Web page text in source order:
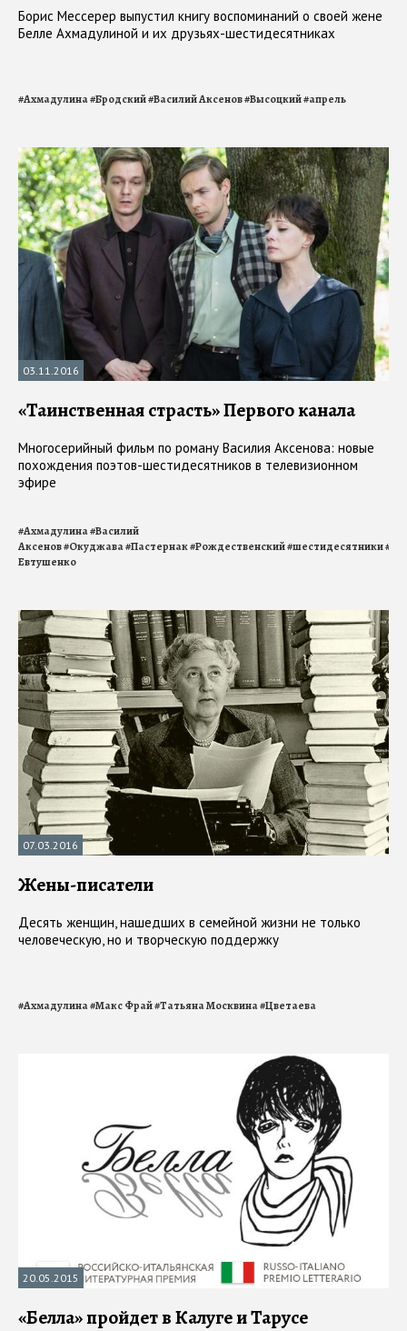
Борис Мессерер выпустил книгу воспоминаний о своей жене
Белле Ахмадулиной и их друзьях-шестидесятниках
#Ахмадулина#Бродский#Василий Аксенов#Высоцкий#апрель
03.11.2016
«Таинственная страсть» Первого канала
Многосерийный фильм по роману Василия Аксенова: новые
похождения поэтов-шестидесятников в телевизионном
эфире
#Ахмадулина#Василий
Аксенов#Окуджава#Пастернак#Рождественский#шестидесятники#
Евтушенко
07.03.2016
Жены-писатели
Десять женщин, нашедших в семейной жизни не только
человеческую, но и творческую поддержку
#Ахмадулина#Макс Фрай#Татьяна Москвина#Цветаева
20.05.2015
«Белла» пройдет в Калуге и Тарусе